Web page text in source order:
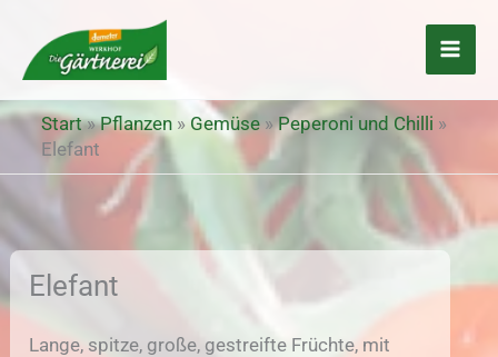
Inhalt
springen
Start»Pflanzen »Gemüse»Peperoni und Chilli »
Elefant
Elefant
Lange, spitze, große, gestreifte Früchte, mit